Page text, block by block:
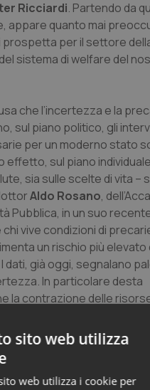
Ricciardi. Partendo da
appare quanto mai
prospetta per il settore
sistema di welfare del
che l’incertezza e la
sul piano politico, gli
per un moderno stato
effetto, sul piano
sia sulle scelte di vita –
Aldo Rosano,
Pubblica, in un suo
vive condizioni di
un rischio più elevato
dati, già oggi, segnalano
In particolare desta
la contrazione delle
è passata da 112,5 miliardi
2013)”.
l’inadeguatezza degli
sito web utilizza
web utilizza i cookie per